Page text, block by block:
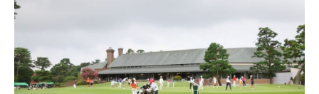
風7号による影響を考慮し […]